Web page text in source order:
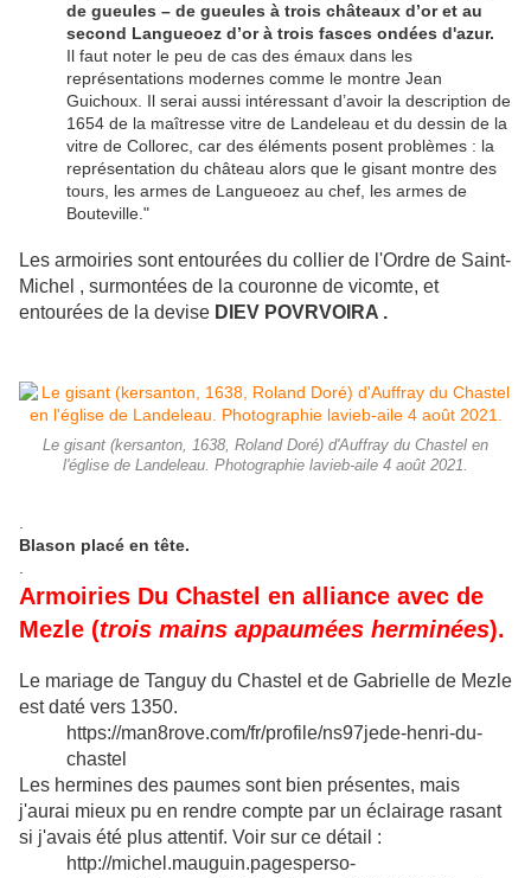
de gueules – de gueules à trois châteaux d’or et au
second Langueoez d’or à trois fasces ondées d'azur.
Il faut noter le peu de cas des émaux dans les
représentations modernes comme le montre Jean
Guichoux. Il serai aussi intéressant d’avoir la description de
1654 de la maîtresse vitre de Landeleau et du dessin de la
vitre de Collorec, car des éléments posent problèmes : la
représentation du château alors que le gisant montre des
tours, les armes de Langueoez au chef, les armes de
Bouteville."
Les armoiries sont entourées du collier de l'Ordre de Saint-
Michel , surmontées de la couronne de vicomte, et
entourées de la devise DIEV POVRVOIRA .
Le gisant (kersanton, 1638, Roland Doré) d'Auffray du Chastel en
l'église de Landeleau. Photographie lavieb-aile 4 août 2021.
Blason placé en tête.
Armoiries Du Chastel en alliance avec de
Mezle (trois mains appaumées herminées).
Le mariage de Tanguy du Chastel et de Gabrielle de Mezle
est daté vers 1350.
https://man8rove.com/fr/profile/ns97jede-henri-du-
chastel
Les hermines des paumes sont bien présentes, mais
j'aurai mieux pu en rendre compte par un éclairage rasant
si j'avais été plus attentif. Voir sur ce détail :
http://michel.mauguin.pagesperso-